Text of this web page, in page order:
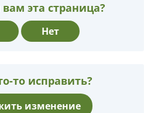
эта страница?
Нет
то исправить?
изменение